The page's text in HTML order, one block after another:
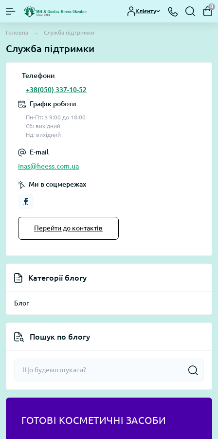
Клієнту
0
Головна Служба підтримки
Служба підтримки
Телефони
+38(050) 337-10-52
Графік роботи
Пн-Пт: з 9:00 до 18:00
Сб: вихідний
Нд: вихідний
E-mail
inas@heess.com.ua
Ми в соцмережах
Перейти до контактів
Категорії блогу
Блог
Пошук по блогу
ГОТОВІ КОСМЕТИЧНІ ЗАСОБИ